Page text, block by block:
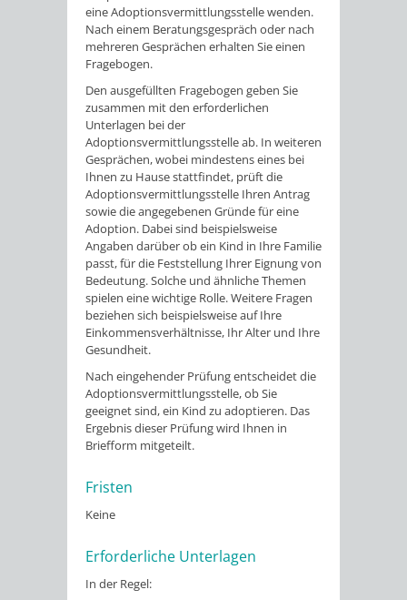
eine Adoptionsvermittlungsstelle wenden.
Nach einem Beratungsgespräch oder nach
mehreren Gesprächen erhalten Sie einen
Fragebogen.
Den ausgefüllten Fragebogen geben Sie
zusammen mit den erforderlichen
Unterlagen bei der
Adoptionsvermittlungsstelle ab. In weiteren
Gesprächen, wobei mindestens eines bei
Ihnen zu Hause stattfindet, prüft die
Adoptionsvermittlungsstelle Ihren Antrag
sowie die angegebenen Gründe für eine
Adoption. Dabei sind beispielsweise
Angaben darüber ob ein Kind in Ihre Familie
passt, für die Feststellung Ihrer Eignung von
Bedeutung. Solche und ähnliche Themen
spielen eine wichtige Rolle. Weitere Fragen
beziehen sich beispielsweise auf Ihre
Einkommensverhältnisse, Ihr Alter und Ihre
Gesundheit.
Nach eingehender Prüfung entscheidet die
Adoptionsvermittlungsstelle, ob Sie
geeignet sind, ein Kind zu adoptieren. Das
Ergebnis dieser Prüfung wird Ihnen in
Briefform mitgeteilt.
Fristen
Keine
Erforderliche Unterlagen
In der Regel: